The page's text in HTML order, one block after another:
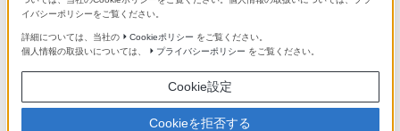
イバシーポリシーをご覧ください。
詳細については、当社の Cookieポリシー をご覧ください。
個人情報の取扱いについては、
プライバシーポリシー をご覧ください。
Cookie設定
Cookieを拒否する